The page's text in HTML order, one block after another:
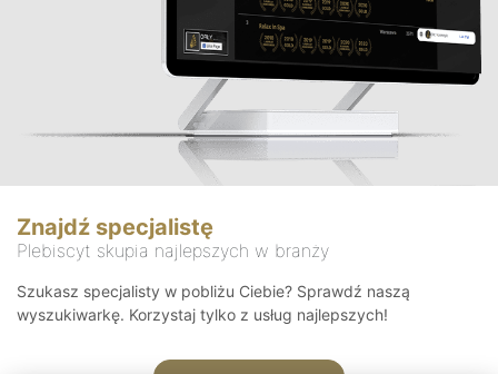
Znajdź specjalistę
Plebiscyt skupia najlepszych w branży
Szukasz specjalisty w pobliżu Ciebie? Sprawdź naszą
wyszukiwarkę. Korzystaj tylko z usług najlepszych!